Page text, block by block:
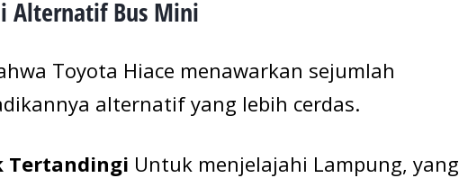
Alternatif Bus Mini
Toyota Hiace menawarkan sejumlah
alternatif yang lebih cerdas.
Tertandingi Untuk menjelajahi Lampung, yang